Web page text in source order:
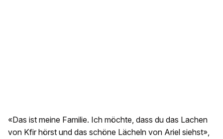
«Das ist meine Familie. Ich möchte, dass du das Lachen
von Kfir hörst und das schöne Lächeln von Ariel siehst»,